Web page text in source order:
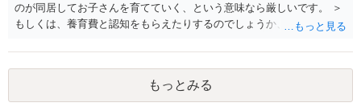
のが同居してお子さんを育てていく、という意味なら厳しいです。 ＞
もしくは、養育費と認知をもらえたりするのでしょうか、 相手が認知
す。 また、認知されたことを前提に、父親として子を養う義務があり
ますので、 養育費を請求できます。 ただ、極端な話相手に収入がなか
ったり、行方不明だったりすると、実際上の回収が難しい可能性はあ
ります。
もっとみる